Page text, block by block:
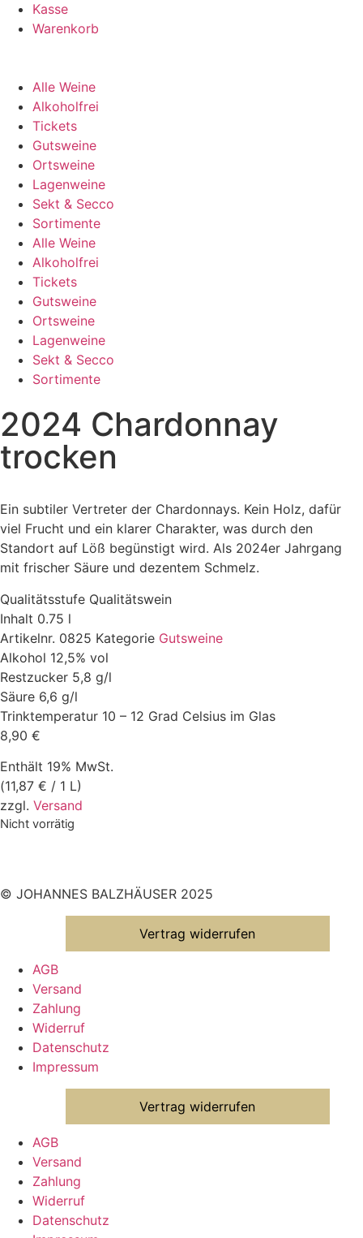
Kasse
Warenkorb
Alle Weine
Alkoholfrei
Tickets
Gutsweine
Ortsweine
Lagenweine
Sekt & Secco
Sortimente
Alle Weine
Alkoholfrei
Tickets
Gutsweine
Ortsweine
Lagenweine
Sekt & Secco
Sortimente
2024 Chardonnay
trocken
Ein subtiler Vertreter der Chardonnays. Kein Holz, dafür
viel Frucht und ein klarer Charakter, was durch den
Standort auf Löß begünstigt wird. Als 2024er Jahrgang
mit frischer Säure und dezentem Schmelz.
Qualitätsstufe Qualitätswein
Inhalt 0.75 l
Artikelnr. 0825 Kategorie Gutsweine
Alkohol 12,5% vol
Restzucker 5,8 g/l
Säure 6,6 g/l
Trinktemperatur 10 – 12 Grad Celsius im Glas
8,90 €
Enthält 19% MwSt.
(11,87 € / 1 L)
zzgl. Versand
Nicht vorrätig
© JOHANNES BALZHÄUSER 2025
Vertrag widerrufen
AGB
Versand
Zahlung
Widerruf
Datenschutz
Impressum
Vertrag widerrufen
AGB
Versand
Zahlung
Widerruf
Datenschutz